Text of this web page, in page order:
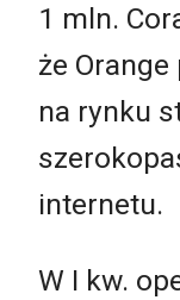
1 mln.
że
na rynku
internetu.
W I kw.